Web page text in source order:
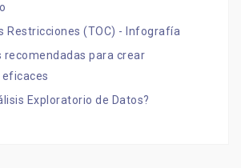
Restricciones (TOC) - Infografía
recomendadas para crear
Exploratorio de Datos?